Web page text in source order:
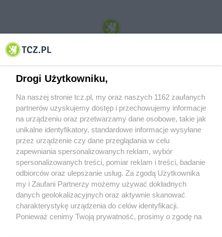
© 2001-2026 Tczew - TCZ.PL Sp. z o.o. Internetowy Serwis Informacyjny Miasta
O FIRMIE POLITYKA PRYWATNOŚCI HOSTING
REKLAMA WSPÓŁPRACA RSS FACEBOOK KONTAKT
Nasze serwisy
Aktualności
Tcz24
Muzyka i kultura
Archiwum wydarzeń
Drogi Użytkowniku,
Na naszej stronie tcz.pl, my oraz naszych 1162 zaufanych
partnerów uzyskujemy dostęp i przechowujemy informacje
na urządzeniu oraz przetwarzamy dane osobowe, takie jak
unikalne identyfikatory, standardowe informacje wysyłane
przez urządzenie czy dane przeglądania w celu
zapewniania spersonalizowanych reklam, wybór
spersonalizowanych treści, pomiar reklam i treści, badanie
odbiorców oraz ulepszanie usług. Za zgodą Użytkownika
my i Zaufani Partnerzy możemy używać dokładnych
danych geolokalizacyjnych oraz aktywnie skanować
charakterystykę urządzenia do celów identyfikacji.
Ponieważ cenimy Twoją prywatność, prosimy o zgodę na